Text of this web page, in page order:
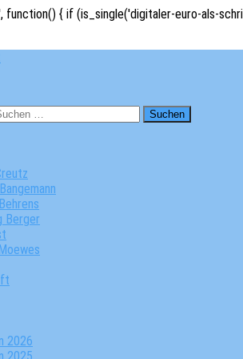
function() { if (is_single('digitaler-euro-als-
Berger
2026